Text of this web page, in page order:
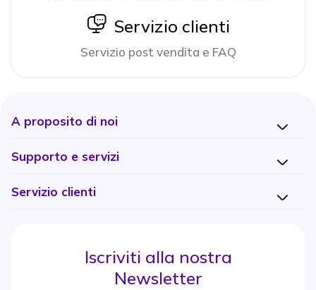
icon
Servizio clienti
Servizio post vendita e FAQ
A proposito di noi
Supporto e servizi
Servizio clienti
Iscriviti alla nostra
Newsletter